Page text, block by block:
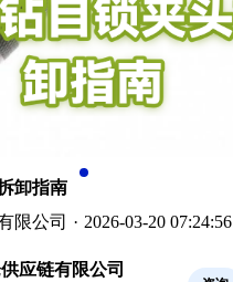
卸指南
限公司 · 2026-03-20 07:24:56
应链有限公司